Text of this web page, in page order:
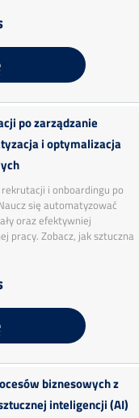
po zarządzanie
i optymalizacja
i onboardingu po
się automatyzować
oraz efektywniej
pracy. Zobacz, jak sztuczna
biznesowych z
inteligencji (AI)